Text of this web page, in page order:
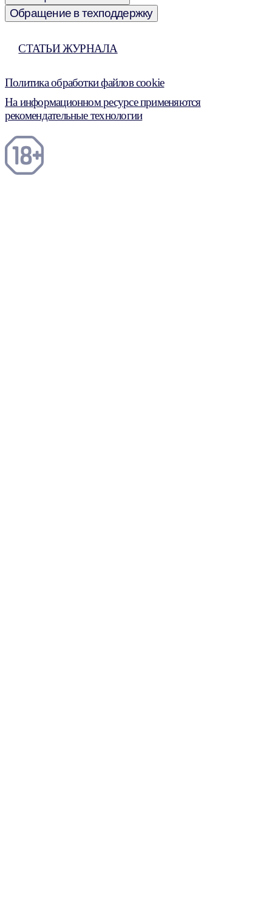
Обращение в техподдержку
СТАТЬИ ЖУРНАЛА
Политика обработки файлов cookie
На информационном ресурсе применяются
рекомендательные технологии